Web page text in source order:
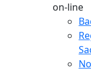
on-line